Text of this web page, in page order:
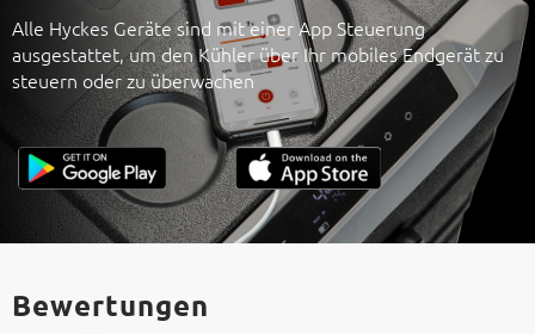
Alle Hyckes Geräte sind mit einer App Steuerung
ausgestattet, um den Kühler über Ihr mobiles Endgerät zu
steuern oder zu überwachen
Bewertungen